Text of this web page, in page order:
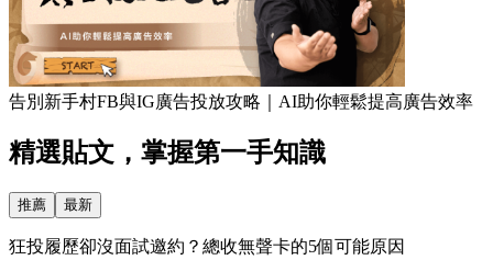
告別新手村FB與IG廣告投放攻略｜AI助你輕鬆提高廣告效率
精選貼文，掌握第一手知識
推薦 最新
狂投履歷卻沒面試邀約？總收無聲卡的5個可能原因